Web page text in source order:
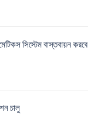
সিস্টেম বাস্তবায়ন করবে
চালু